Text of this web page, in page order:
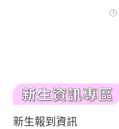
新生報到資訊